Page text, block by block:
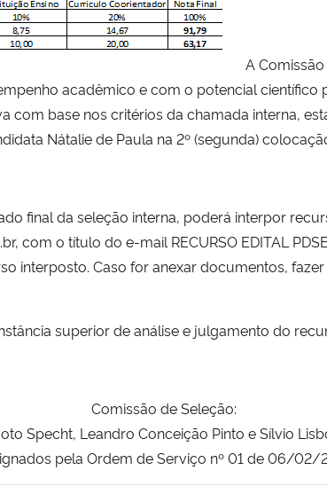
A
acadêmico e com o potencial
com base nos critérios da chamada interna,
Nátalie de Paula na 2º (segunda)
final da seleção interna, poderá interpor
com o título do e-mail RECURSO EDITAL
interposto. Caso for anexar documentos,
superior de análise e julgamento do
Comissão de Seleção:
Specht, Leandro Conceição Pinto e Sílvio
pela Ordem de Serviço nº 01 de 06/02/